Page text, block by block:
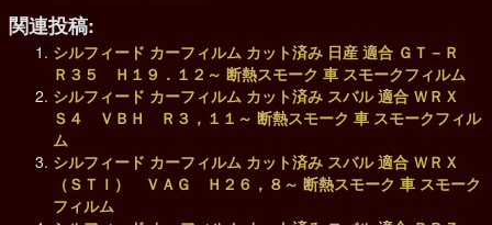
関連投稿:
シルフィード カーフィルム カット済み 日産 適合 ＧＴ－Ｒ
Ｒ３５ Ｈ１９．１２～ 断熱スモーク 車 スモークフィルム
シルフィード カーフィルム カット済み スバル 適合 ＷＲＸ
Ｓ４ ＶＢＨ Ｒ３，１１～ 断熱スモーク 車 スモークフィル
ム
シルフィード カーフィルム カット済み スバル 適合 ＷＲＸ
（ＳＴＩ） ＶＡＧ Ｈ２６，８～ 断熱スモーク 車 スモーク
フィルム